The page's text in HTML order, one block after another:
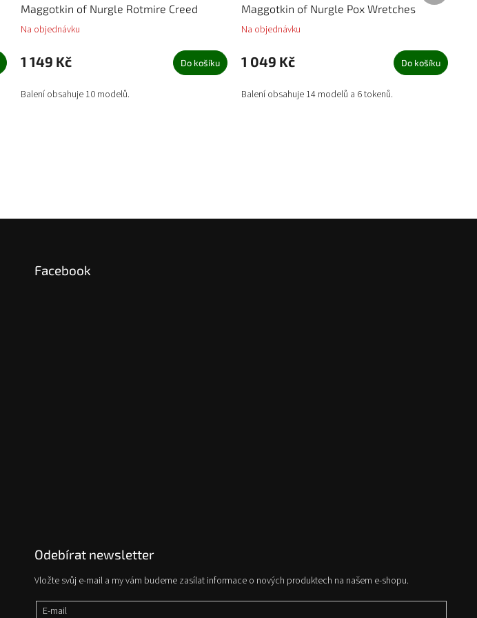
Maggotkin of Nurgle Rotmire Creed
Na objednávku
1 149 Kč Do košíku
Balení obsahuje 10 modelů.
Maggotkin of Nurgle Pox Wretches
Na objednávku
1 049 Kč Do košíku
Balení obsahuje 14 modelů a 6 tokenů.
Facebook
Odebírat newsletter
Vložte svůj e-mail a my vám budeme zasílat informace o nových produktech na našem e-shopu.
E-mail